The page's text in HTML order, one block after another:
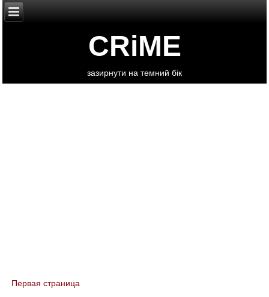
CRiME
зазирнути на темний бік
You are here
Первая страница